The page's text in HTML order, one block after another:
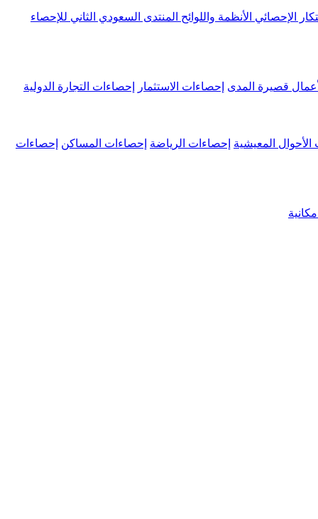
الإحصائي الأنظمة واللوائح المنتدى السعودي الثاني للإحصاء
قصيرة المدى إحصاءات الاستثمار إحصاءات التجارة الدولية
الأحوال المعيشية إحصاءات الرياضة إحصاءات المساكن إحصاءات